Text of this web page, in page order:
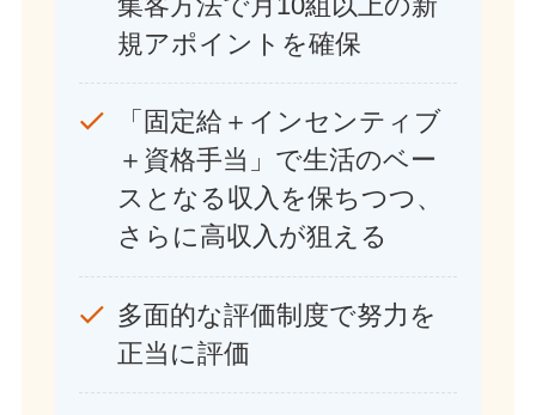
規アポイントを確保
「固定給＋インセンティブ
＋資格手当」で生活のベー
スとなる収入を保ちつつ、
さらに高収入が狙える
多面的な評価制度で努力を
正当に評価